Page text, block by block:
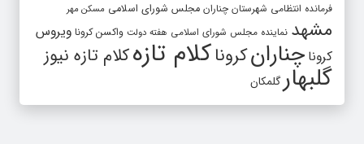
فرمانده انتظامی شهرستان چناران مجلس شورای اسلامی مسکن مهر
مشهد نماینده مجلس شورای اسلامی هفته دولت واکسن کرونا ویروس
کرونا چنارانکروناکلام تازهکلام تازه نیوز
گلبهارگلمکان